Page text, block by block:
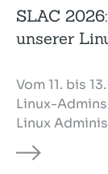
SLAC
unserer
Vom 11. bis
Linux-
Linux